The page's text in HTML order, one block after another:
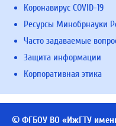
Коронавирус COVID-19
Ресурсы Минобрнауки
Часто задаваемые
Защита информации
Корпоративная этика
© ФГБОУ ВО «ИжГТУ